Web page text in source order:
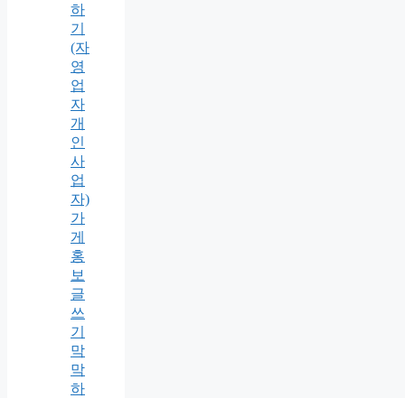
하
기
(자
영
업
자
개
인
사
업
자)
가
게
홍
보
글
쓰
기
막
막
하